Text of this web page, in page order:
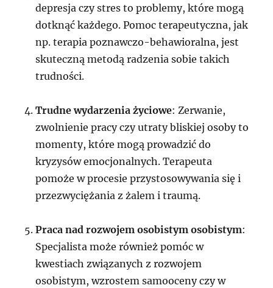
depresja czy stres to problemy, które mogą
dotknąć każdego. Pomoc terapeutyczna, jak
np. terapia poznawczo-behawioralna, jest
skuteczną metodą radzenia sobie takich
trudności.
Trudne wydarzenia życiowe: Zerwanie,
zwolnienie pracy czy utraty bliskiej osoby to
momenty, które mogą prowadzić do
kryzysów emocjonalnych. Terapeuta
pomoże w procesie przystosowywania się i
przezwyciężania z żalem i traumą.
Praca nad rozwojem osobistym osobistym:
Specjalista może również pomóc w
kwestiach związanych z rozwojem
osobistym, wzrostem samooceny czy w